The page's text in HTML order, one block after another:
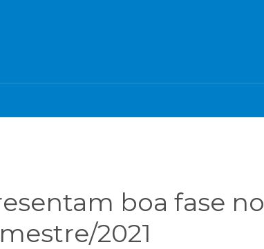
boa fase no
2021